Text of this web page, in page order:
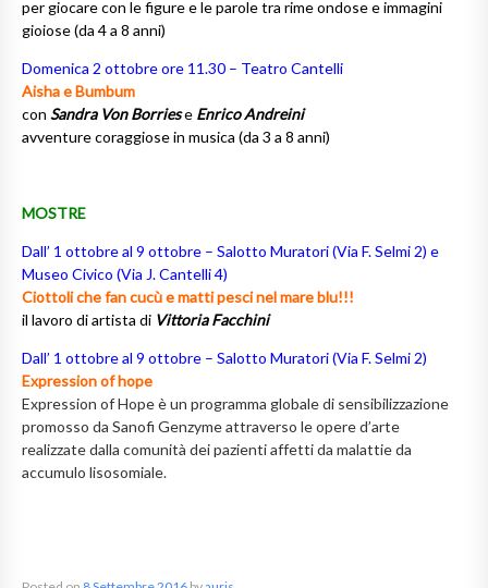
per giocare con le figure e le parole tra rime ondose e immagini
gioiose (da 4 a 8 anni)
Domenica 2 ottobre ore 11.30 – Teatro Cantelli
Aisha e Bumbum
con Sandra Von Borriese Enrico Andreini
avventure coraggiose in musica (da 3 a 8 anni)
MOSTRE
Dall’ 1 ottobre al 9 ottobre – Salotto Muratori (Via F. Selmi 2) e
Museo Civico (Via J. Cantelli 4)
Ciottoli che fan cucù e matti pesci nel mare blu!!!
il lavoro di artista di Vittoria Facchini
Dall’ 1 ottobre al 9 ottobre – Salotto Muratori (Via F. Selmi 2)
Expression of hope
Expression of Hope è un programma globale di sensibilizzazione
promosso da Sanofi Genzyme attraverso le opere d’arte
realizzate dalla comunità dei pazienti affetti da malattie da
accumulo lisosomiale.